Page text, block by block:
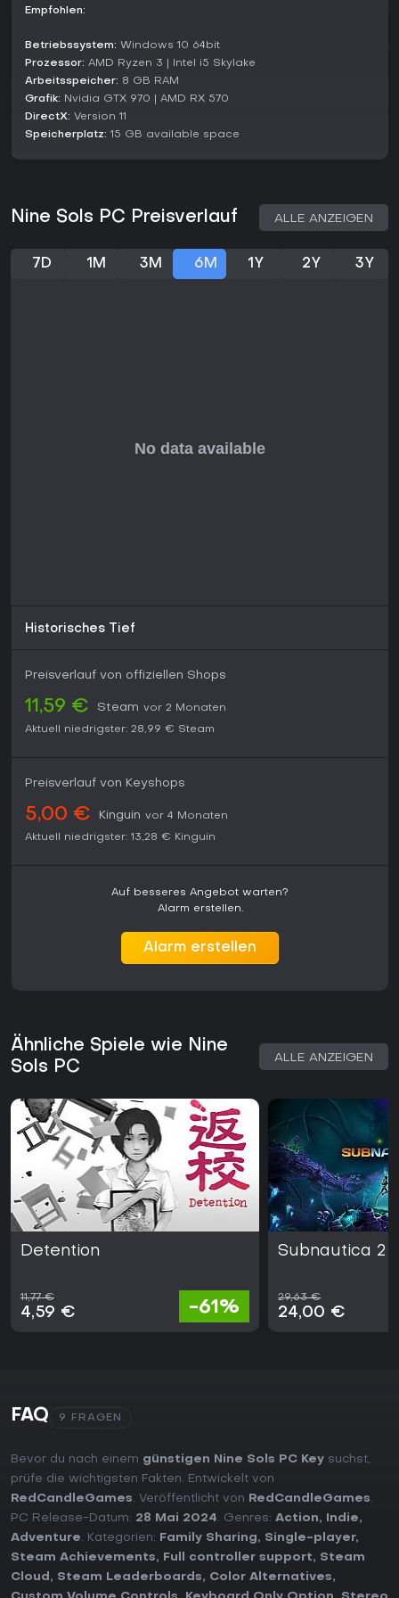
Exploration mit Sekiro-Präzision, besonders bei einzigartigen
Settings wie Taopunk. Stand Anfang 2026 ist es ein
Standalone-Titel ohne laufende Seasons oder große
Updates - ideal für Solo-Spieler auf der Suche nach
fokussiertem, storystarkem Action-Erlebnis.
Empfohlen:
Betriebssystem: Windows 10 64bit
Prozessor: AMD Ryzen 3 | Intel i5 Skylake
Arbeitsspeicher: 8 GB RAM
Grafik: Nvidia GTX 970 | AMD RX 570
DirectX: Version 11
Speicherplatz: 15 GB available space
Nine Sols PC Preisverlauf ALLE ANZEIGEN
7D 1M 3M 6M 1Y 2Y 3Y
Historisches Tief
Preisverlauf von offiziellen Shops
11,59 € Steam vor 2 Monaten
Aktuell niedrigster: 28,99 € Steam
Preisverlauf von Keyshops
5,00 € Kinguin vor 4 Monaten
Aktuell niedrigster: 13,28 € Kinguin
Auf besseres Angebot warten?
Alarm erstellen.
Alarm erstellen
Ähnliche Spiele wie Nine
Sols PC
ALLE ANZEIGEN
Detention
11,77 €
4,59 € -61%
Subnautica 2
29,63 €
24,00 €
FAQ 9 FRAGEN
Bevor du nach einem günstigen Nine Sols PC Key suchst,
prüfe die wichtigsten Fakten. Entwickelt von
RedCandleGames. Veröffentlicht von RedCandleGames.
PC Release-Datum: 28 Mai 2024. Genres: Action, Indie,
Adventure. Kategorien: Family Sharing, Single-player,
Steam Achievements, Full controller support, Steam
Cloud , Steam Leaderboards, Color Alternatives,